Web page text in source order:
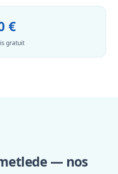
€
gratuit
— nos